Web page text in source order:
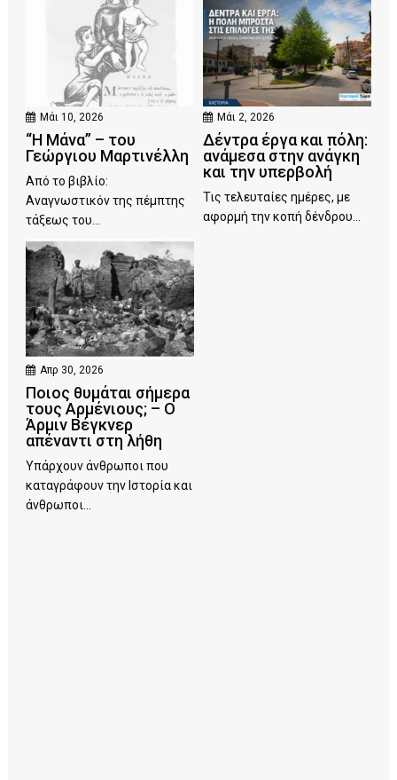
Μάι 10, 2026
“Η Μάνα” – του
Γεώργιου Μαρτινέλλη
Από το βιβλίο:
Αναγνωστικόν της πέμπτης
τάξεως του...
Μάι 2, 2026
Δέντρα έργα και πόλη:
ανάμεσα στην ανάγκη
και την υπερβολή
Τις τελευταίες ημέρες, με
αφορμή την κοπή δένδρου...
Απρ 30, 2026
Ποιος θυμάται σήμερα
τους Αρμένιους; – Ο
Άρμιν Βέγκνερ
απέναντι στη λήθη
Υπάρχουν άνθρωποι που
καταγράφουν την Ιστορία και
άνθρωποι...